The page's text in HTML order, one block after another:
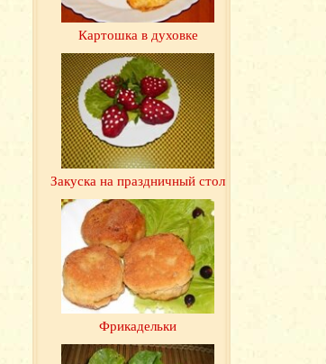
Картошка в духовке
Закуска на праздничный стол
Фрикадельки